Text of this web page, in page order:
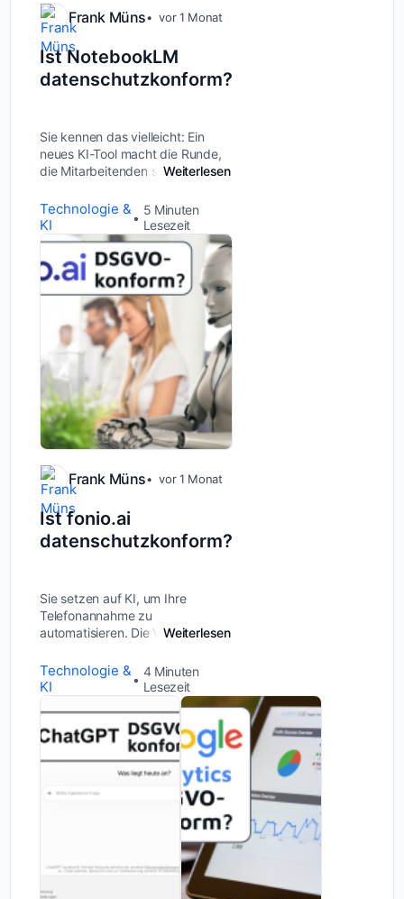
Frank Müns vor 1 Monat
Ist NotebookLM
datenschutzkonform?
Sie kennen das vielleicht: Ein
neues KI-Tool macht die Runde,
die Mitarbeitenden schwärmen
plötzlich wird es einfach genutzt.
Ohne Freigabe, ohne Prüfung,
ohne dass d...
Weiterlesen
Technologie &
KI
5 Minuten
Lesezeit
Frank Müns vor 1 Monat
Ist fonio.ai
datenschutzkonform?
Sie setzen auf KI, um Ihre
Telefonannahme zu
automatisieren. Die Vorteile liegen
Erreichbarkeit, entlastete
Mitarbeiter, schnellere Prozesse.
Doch mit jedem eingehenden
Anruf öf...
Weiterlesen
Technologie &
KI
4 Minuten
Lesezeit